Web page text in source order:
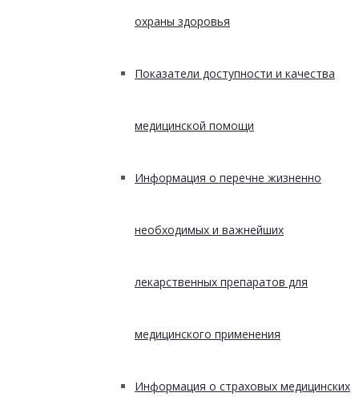
охраны здоровья
Показатели доступности и качества
медицинской помощи
Информация о перечне жизненно
необходимых и важнейших
лекарственных препаратов для
медицинского применения
Информация о страховых медицинских